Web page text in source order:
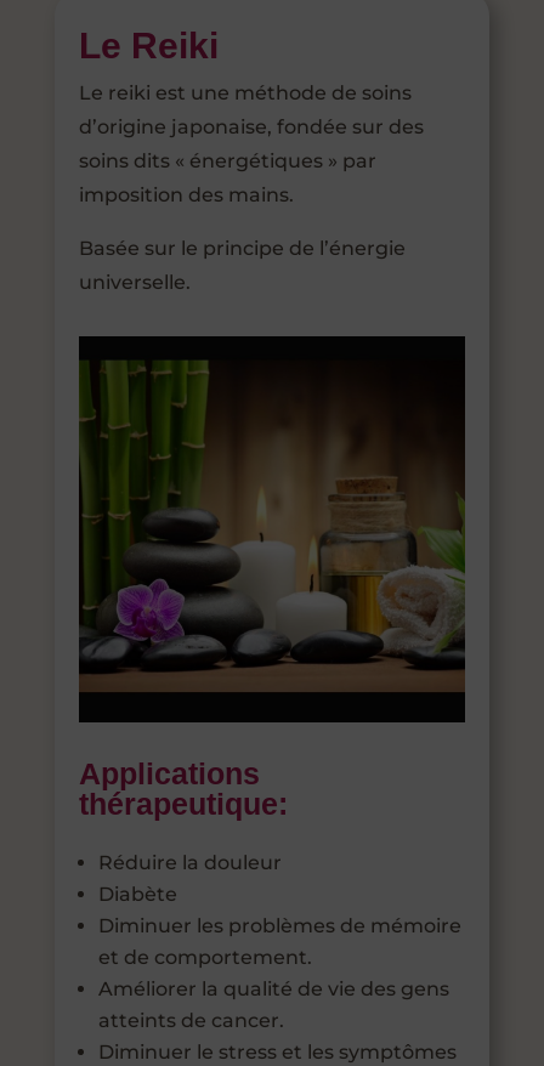
Le Reiki
Le reiki est une méthode de soins
d’origine japonaise, fondée sur des
soins dits « énergétiques » par
imposition des mains.
Basée sur le principe de l’énergie
universelle.
Applications
thérapeutique:
Réduire la douleur
Diabète
Diminuer les problèmes de mémoire
et de comportement.
Améliorer la qualité de vie des gens
atteints de cancer.
Diminuer le stress et les symptômes